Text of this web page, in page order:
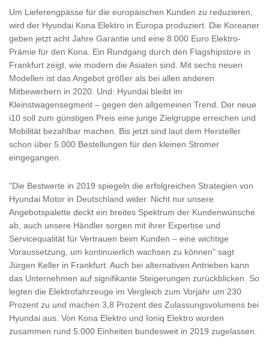
Um Lieferengpässe für die europäischen Kunden zu reduzieren,
wird der Hyundai Kona Elektro in Europa produziert. Die Koreaner
geben jetzt acht Jahre Garantie und eine 8.000 Euro Elektro-
Prämie für den Kona. Ein Rundgang durch den Flagshipstore in
Frankfurt zeigt, wie modern die Asiaten sind. Mit sechs neuen
Modellen ist das Angebot größer als bei allen anderen
Mitbewerbern in 2020. Und: Hyundai bleibt im
Kleinstwagensegment – gegen den allgemeinen Trend. Der neue
i10 soll zum günstigen Preis eine junge Zielgruppe erreichen und
Mobilität bezahlbar machen. Bis jetzt sind laut dem Hersteller
schon über 5.000 Bestellungen für den kleinen Stromer
eingegangen.
"Die Bestwerte in 2019 spiegeln die erfolgreichen Strategien von
Hyundai Motor in Deutschland wider. Nicht nur unsere
Angebotspalette deckt ein breites Spektrum der Kundenwünsche
ab, auch unsere Händler sorgen mit ihrer Expertise und
Servicequalität für Vertrauen beim Kunden – eine wichtige
Voraussetzung, um kontinuierlich wachsen zu können" sagt
Jürgen Keller in Frankfurt. Auch bei alternativen Antrieben kann
das Unternehmen auf signifikante Steigerungen zurückblicken. So
legten die Elektrofahrzeuge im Vergleich zum Vorjahr um 230
Prozent zu und machen 3,8 Prozent des Zulassungsvolumens bei
Hyundai aus. Von Kona Elektro und Ioniq Elektro wurden
zusammen rund 5.000 Einheiten bundesweit in 2019 zugelassen.